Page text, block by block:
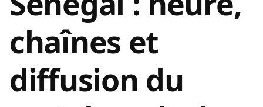
chaînes et
diffusion du